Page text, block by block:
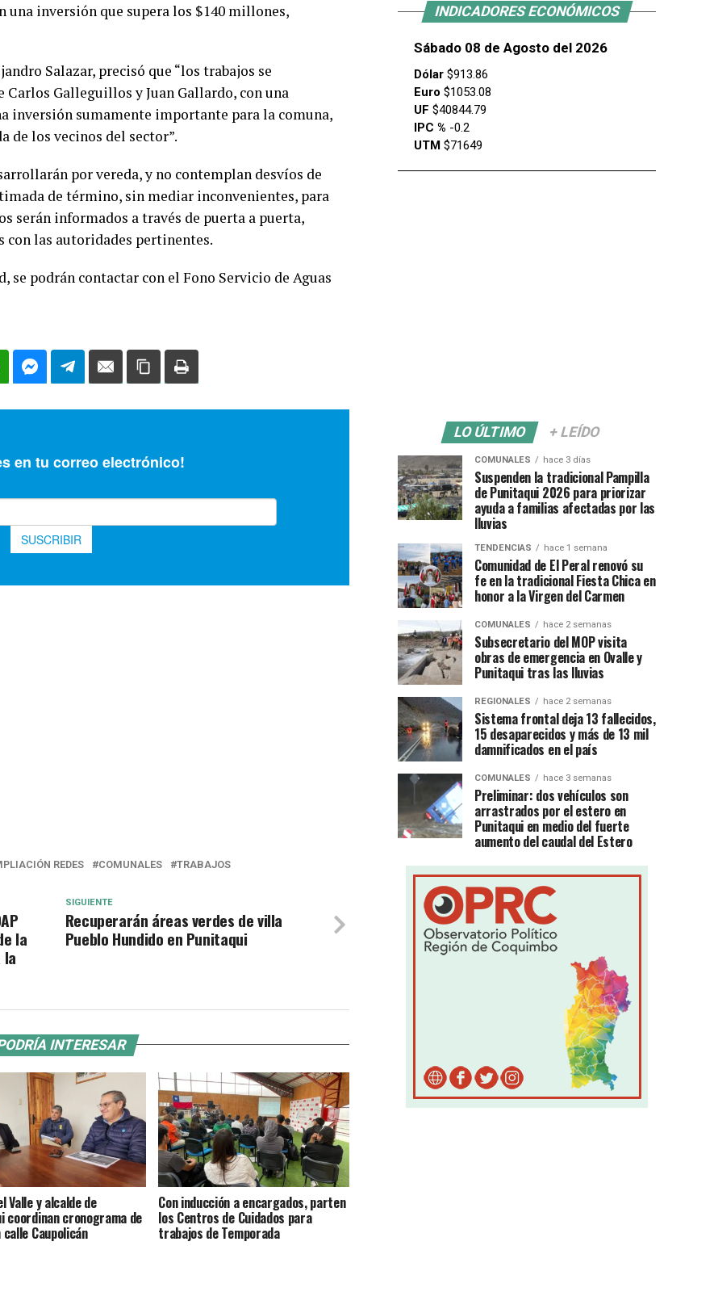
una inversión que supera los $140 millones,
Salazar, precisó que “los trabajos se
Galleguillos y Juan Gallardo, con una
inversión sumamente importante para la comuna,
de los vecinos del sector”.
por vereda, y no contemplan desvíos de
de término, sin mediar inconvenientes, para
serán informados a través de puerta a puerta,
con las autoridades pertinentes.
se podrán contactar con el Fono Servicio de Aguas
REDES COMUNALES TRABAJOS
SIGUIENTE
Recuperarán áreas verdes de villa
Pueblo Hundido en Punitaqui
la
la
INTERESAR
Valle y alcalde de
coordinan cronograma de
Caupolicán
Con inducción a encargados, parten
los Centros de Cuidados para
trabajos de Temporada
INDICADORES ECONÓMICOS
Sábado 08 de Agosto del 2026
Dólar $913.86
Euro $1053.08
UF $40844.79
IPC % -0.2
UTM $71649
LO ÚLTIMO + LEÍDO
COMUNALES hace 3 días
Suspenden la tradicional Pampilla
de Punitaqui 2026 para priorizar
ayuda a familias afectadas por las
lluvias
TENDENCIAS hace 1 semana
Comunidad de El Peral renovó su
fe en la tradicional Fiesta Chica en
honor a la Virgen del Carmen
COMUNALES hace 2 semanas
Subsecretario del MOP visita
obras de emergencia en Ovalle y
Punitaqui tras las lluvias
REGIONALES hace 2 semanas
Sistema frontal deja 13 fallecidos,
15 desaparecidos y más de 13 mil
damnificados en el país
COMUNALES hace 3 semanas
Preliminar: dos vehículos son
arrastrados por el estero en
Punitaqui en medio del fuerte
aumento del caudal del Estero